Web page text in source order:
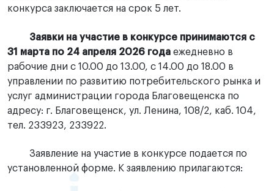
конкурса заключается на срок 5 лет.
Заявки на участие в конкурсе принимаются с
31 марта по 24 апреля 2026 года ежедневно в
рабочие дни с 10.00 до 13.00, с 14.00 до 18.00 в
управлении по развитию потребительского рынка и
услуг администрации города Благовещенска по
адресу: г. Благовещенск, ул. Ленина, 108/2, каб. 104,
тел. 233923, 233922.
Заявление на участие в конкурсе подается по
установленной форме. К заявлению прилагаются: